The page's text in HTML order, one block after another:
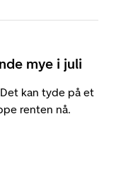
mye i juli
kan tyde på et
renten nå.